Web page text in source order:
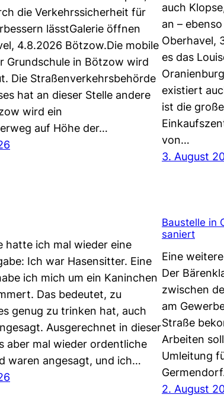
die Verkehrssicherheit für
lässtGalerie öffnen
4.8.2026 Bötzow.Die mobile
Grundschule in Bötzow wird
Die Straßenverkehrsbehörde
hat an dieser Stelle andere
wird ein
auf Höhe der…
auch
an –
Oberhavel,
es das
existiert
ist die
von…
3. August
hatte ich mal wieder eine
Ich war Hasensitter. Eine
ich mich um ein Kaninchen
Das bedeutet, zu
genug zu trinken hat, auch
Ausgerechnet in dieser
aber mal wieder ordentliche
waren angesagt, und ich…
Baustelle in
saniert
Eine
Der
zwischen
am
Straße
Arbeiten
Umleitung
2. August